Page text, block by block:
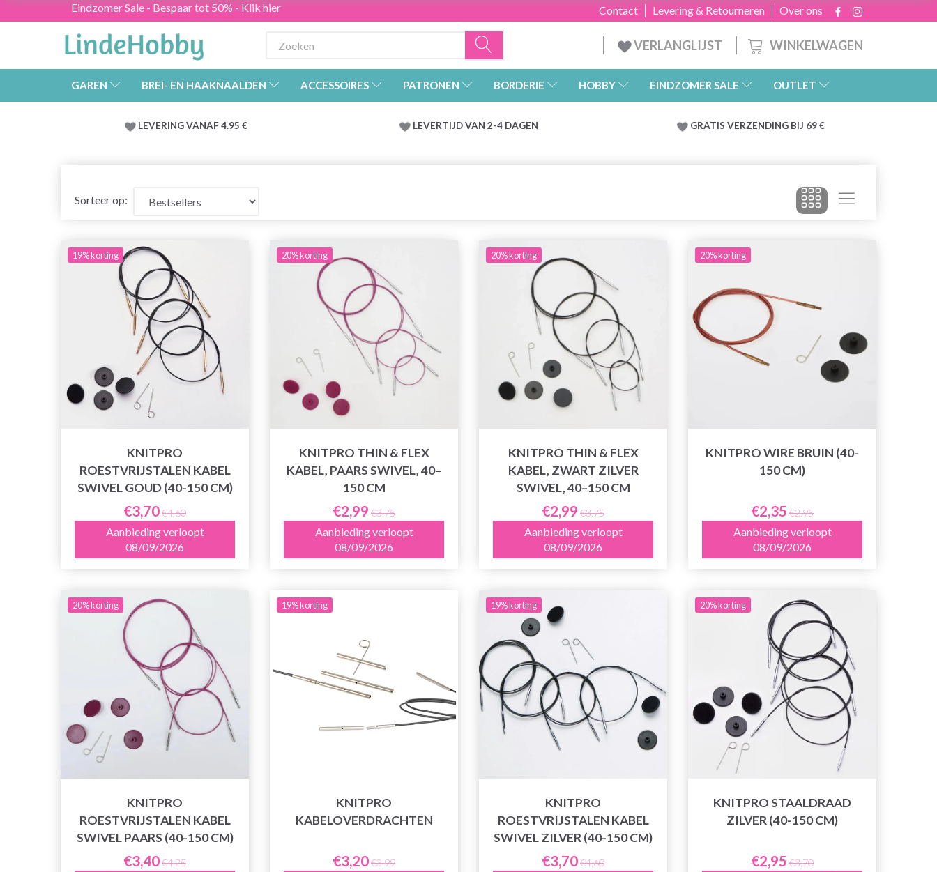
Eindzomer Sale - Bespaar tot 50% - Klik hier Over ons
Levering & Retourneren
Contact
WINKELWAGEN
VERLANGLIJST
GAREN BREI- EN HAAKNAALDEN ACCESSOIRES PATRONEN BORDERIE HOBBY EINDZOMER SALE OUTLET
LEVERING VANAF 4.95 € LEVERTIJD VAN 2-4 DAGEN GRATIS VERZENDING BIJ 69 €
Sorteer op:
19% korting
KNITPRO
ROESTVRIJSTALEN KABEL
SWIVEL GOUD (40-150 CM)
€3,70€4,60
Aanbieding verloopt
08/09/2026
20% korting
KNITPRO THIN & FLEX
KABEL, PAARS SWIVEL, 40–
150 CM
€2,99 €3,75
Aanbieding verloopt
08/09/2026
20% korting
KNITPRO THIN & FLEX
KABEL, ZWART ZILVER
SWIVEL, 40–150 CM
€2,99 €3,75
Aanbieding verloopt
08/09/2026
20% korting
KNITPRO WIRE BRUIN (40-
150 CM)
€2,35 €2,95
Aanbieding verloopt
08/09/2026
20% korting
KNITPRO
ROESTVRIJSTALEN KABEL
SWIVEL PAARS (40-150 CM)
€3,40€4,25
19% korting
KNITPRO
KABELOVERDRACHTEN
€3,20€3,99
19% korting
KNITPRO
ROESTVRIJSTALEN KABEL
SWIVEL ZILVER (40-150 CM)
€3,70€4,60
20% korting
KNITPRO STAALDRAAD
ZILVER (40-150 CM)
€2,95 €3,70